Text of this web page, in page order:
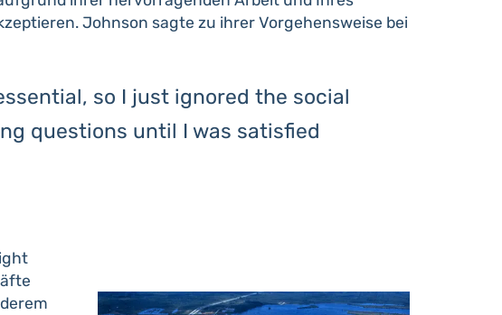
Johnson sagte zu ihrer Vorgehensweise bei
so I just ignored the social
questions until I was satisfied